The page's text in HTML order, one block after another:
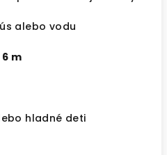
alebo vodu
6 m
hladné deti